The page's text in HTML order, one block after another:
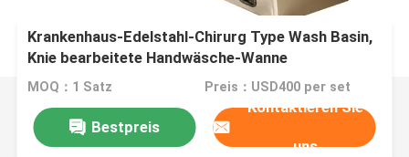
Krankenhaus-Edelstahl-Chirurg Type Wash Basin,
Knie bearbeitete Handwäsche-Wanne
MOQ：1 Satz Preis：USD400 per set
Bestpreis
Kontaktieren Sie
uns